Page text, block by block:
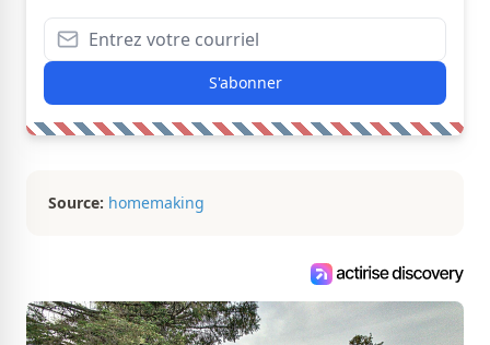
S'abonner
Source: homemaking